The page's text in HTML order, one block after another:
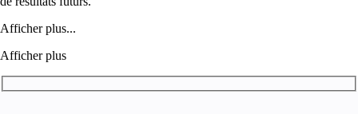
Afficher plus...
Afficher plus